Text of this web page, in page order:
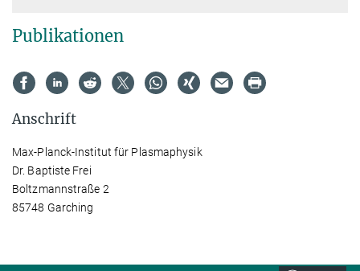
Publikationen
Anschrift
Max-Planck-Institut für Plasmaphysik
Dr. Baptiste Frei
Boltzmannstraße 2
85748 Garching